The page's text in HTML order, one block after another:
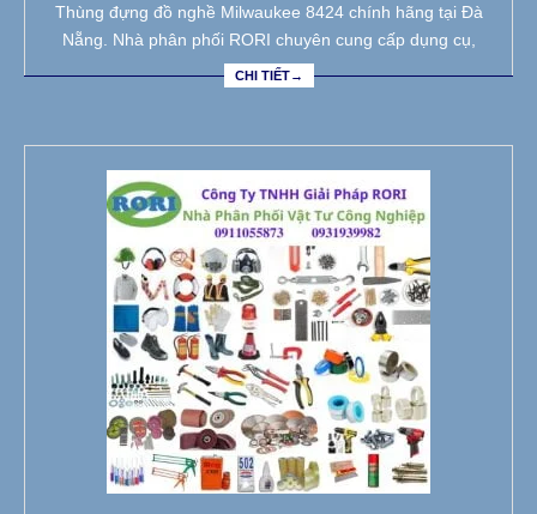
Thùng đựng đồ nghề Milwaukee 8424 chính hãng tại Đà
Nẵng. Nhà phân phối RORI chuyên cung cấp dụng cụ,
CHI TIẾT→